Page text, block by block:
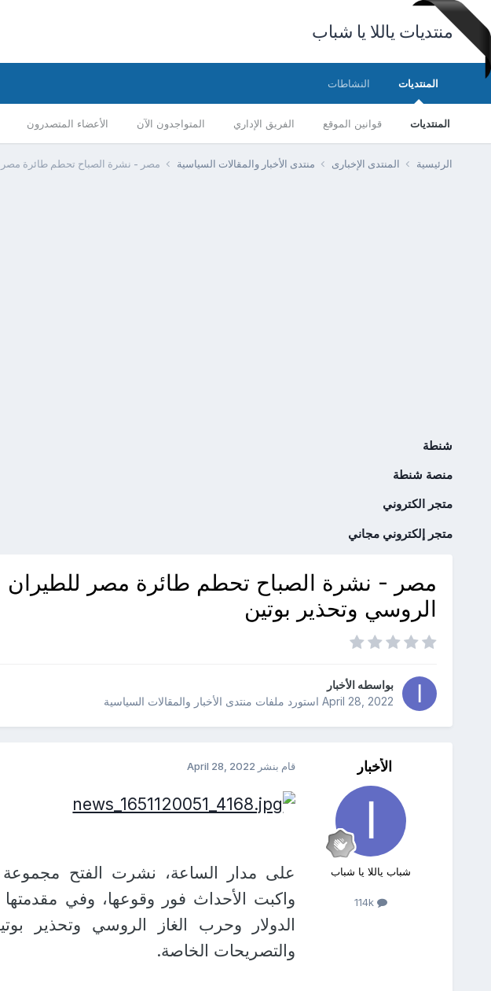
منتديات ياللا يا شباب
المنتديات
المنتديات قوانين الموقع الفريق الإداري المتواجدون الآن الأعضاء المتصدرون
النشاطات
الرئيسية المنتدى الإخبارى منتدى الأخبار والمقالات السياسية مصر - نشرة الصباح تحطم طائرة مصر
شنطة
منصة شنطة
متجر الكتروني
متجر إلكتروني مجاني
مصر - نشرة الصباح تحطم طائرة مصر للطيران
الروسي وتحذير بوتين
بواسطه الأخبار
April 28, 2022استورد ملفات منتدى الأخبار والمقالات السياسية
الأخبار
شباب ياللا يا شباب
114k
قام بنشر April 28, 2022
على مدار الساعة، نشرت الفتح مجموعة
واكبت الأحداث فور وقوعها، وفي
الدولار وحرب الغاز الروسي وتحذير
والتصريحات الخاصة.